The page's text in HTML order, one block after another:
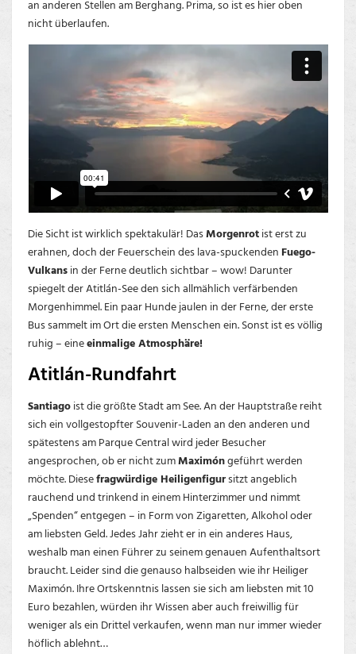
an anderen Stellen am Berghang. Prima, so ist es hier oben
nicht überlaufen.
Die Sicht ist wirklich spektakulär! DasMorgenrotist erst zu
erahnen, doch der Feuerschein des lava-spuckenden Fuego-
Vulkansin der Ferne deutlich sichtbar – wow! Darunter
spiegelt der Atitlán-See den sich allmählich verfärbenden
Morgenhimmel. Ein paar Hunde jaulen in der Ferne, der erste
Bus sammelt im Ort die ersten Menschen ein. Sonst ist es völlig
ruhig – eineeinmalige Atmosphäre!
Atitlán-Rundfahrt
Santiagoist die größte Stadt am See. An der Hauptstraße reiht
sich ein vollgestopfter Souvenir-Laden an den anderen und
spätestens am Parque Central wird jeder Besucher
angesprochen, ob er nicht zumMaximóngeführt werden
möchte. Diesefragwürdige Heiligenfigursitzt angeblich
rauchend und trinkend in einem Hinterzimmer und nimmt
„Spenden“ entgegen – in Form von Zigaretten, Alkohol oder
am liebsten Geld. Jedes Jahr zieht er in ein anderes Haus,
weshalb man einen Führer zu seinem genauen Aufenthaltsort
braucht. Leider sind die genauso halbseiden wie ihr Heiliger
Maximón. Ihre Ortskenntnis lassen sie sich am liebsten mit 10
Euro bezahlen, würden ihr Wissen aber auch freiwillig für
weniger als ein Drittel verkaufen, wenn man nur immer wieder
höflich ablehnt…